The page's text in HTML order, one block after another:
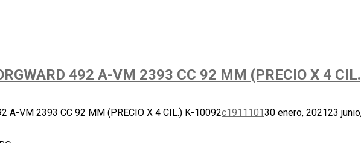
492 A-VM 2393 CC 92 MM (PRECIO X 4
A-VM 2393 CC 92 MM (PRECIO X 4 CIL.) K-10092c191110130 enero, 202123